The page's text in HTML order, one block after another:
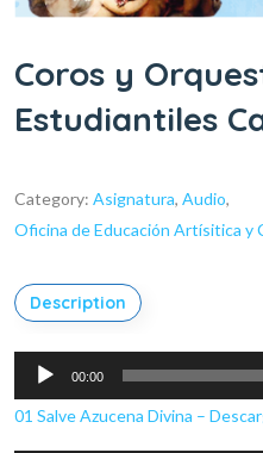
Coros y
Estudiantiles
Category: Asignatura, Audio,
Oficina de Educación Artísitica y
Description
Reproductor
de
audio
00:00
01 Salve Azucena Divina –